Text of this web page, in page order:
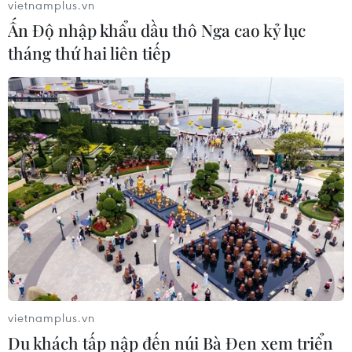
nhàng với tâm lý thoải mái của toàn bộ ban lãnh đạo
cũng như các cầu thủ.
Thái Lan lách luật, bổ sung hai cầu thủ đá
vietnamplus.vn
Ấn Độ nhập khẩu dầu thô Nga cao kỷ lục
tháng thứ hai liên tiếp
vietnamplus.vn
Du khách tấp nập đến núi Bà Đen xem triển